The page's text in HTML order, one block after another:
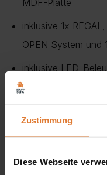
Zustimmung
Diese Webseite
inklusive 1x
OPEN System und
inklusive LED-
Gestell: schwarze
Anzahl
Art Griffe – ohne